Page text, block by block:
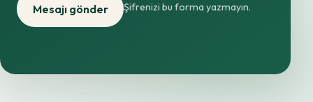
Mesajı gönder Şifrenizi bu forma yazmayın.